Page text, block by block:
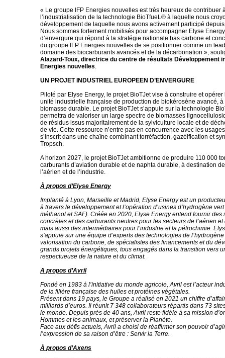
« Le groupe IFP Energies nouvelles est très heureux de contribuer
l’industrialisation de la technologie BioTfueL® à laquelle nous
développement de laquelle nous avons activement participé
Nous sommes fortement mobilisés pour accompagner Elyse
d’envergure qui répond à la stratégie nationale bas carbone et
du groupe IFP Energies nouvelles de se positionner comme un
domaine des biocarburants avancés et de la décarbonation »,
Alazard-Toux, directrice du centre de résultats Développement
Energies nouvelles.
UN PROJET INDUSTRIEL EUROPEEN D’ENVERGURE
Piloté par Elyse Energy, le projet BioTJet vise à construire et
unité industrielle française de production de biokérosène avancé, à
biomasse durable. Le projet BioTJet s’appuie sur la technologie
permettra de valoriser un large spectre de biomasses
de résidus issus majoritairement de la sylviculture locale et de
de vie. Cette ressource n’entre pas en concurrence avec les
s’inscrit dans une chaîne combinant torréfaction, gazéification et
Tropsch.
A horizon 2027, le projet BioTJet ambitionne de produire 110 000
carburants d’aviation durable et de naphta durable, à destination
l’aérien et de l’industrie.
À propos d’Elyse Energy
Implanté à Lyon, Marseille et Madrid, Elyse Energy est un
à travers le développement et l’opération d’usines d’hydrogène
méthanol et SAF). Créée en 2020, Elyse Energy entend fournir des
concrètes et des carburants neutres pour les secteurs de l’aérien et
mais aussi des intermédiaires pour l’industrie et la pétrochimie.
s’appuie sur une équipe d’experts des technologies de
valorisation du carbone, de spécialistes des financements et du
grands projets énergétiques, tous engagés dans la transition vers
respectueuse de la nature et du climat.
A propos d’Avril
Fondé en 1983 à l’initiative du monde agricole, Avril est l’acteur
de la filière française des huiles et protéines végétales.
Présent dans 19 pays, le Groupe a réalisé en 2021 un chiffre
milliards d’euros. Il réunit 7 348 collaborateurs répartis dans 73
le monde. Depuis près de 40 ans, Avril reste fidèle à sa mission
Hommes et les animaux, et préserver la Planète.
Face aux défis actuels, Avril a choisi de réaffirmer son pouvoir
l’expression de sa raison d’être : Servir la Terre.
À propos d’Axens